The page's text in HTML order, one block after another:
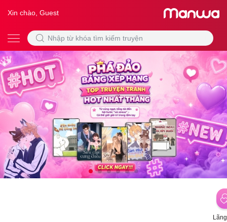
Xin chào, Guest